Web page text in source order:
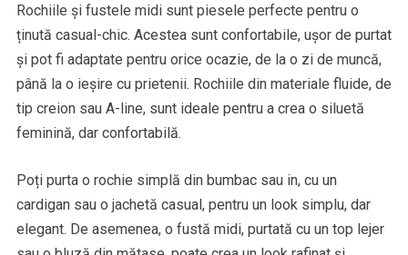
Rochiile și fustele midi sunt piesele perfecte pentru o
ținută casual-chic. Acestea sunt confortabile, ușor de purtat
și pot fi adaptate pentru orice ocazie, de la o zi de muncă,
până la o ieșire cu prietenii. Rochiile din materiale fluide, de
tip creion sau A-line, sunt ideale pentru a crea o siluetă
feminină, dar confortabilă.
Poți purta o rochie simplă din bumbac sau in, cu un
cardigan sau o jachetă casual, pentru un look simplu, dar
elegant. De asemenea, o fustă midi, purtată cu un top lejer